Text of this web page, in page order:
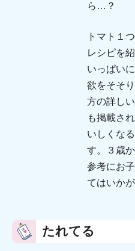
ら…？
トマト１
レシピを
いっぱい
欲をそそ
方の詳し
も掲載さ
いしくな
す。３歳
参考にお
てはいか
たれてる